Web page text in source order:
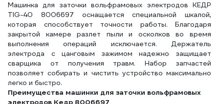
Машинка для заточки вольфрамовых электродов КЕДР
TIG-40 8006697 оснащается специальной шкалой,
которая способствует точности работы. Благодаря
закрытой камере разлет пыли и осколков во время
выполнения операций исключается. Держатель
электрода с цанговым зажимом надежно защищает
сварщика от получения травм. Набор запчастей
позволяет собирать и чистить устройство максимально
легко и быстро.
Преимущества машинки для заточки вольфрамовых
электродов Кедр 8006697